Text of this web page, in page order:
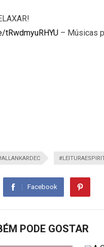
– Músicas
Facebook
PODE GOSTAR